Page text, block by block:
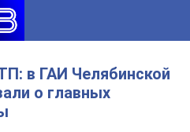
в ГАИ Челябинской
о главных